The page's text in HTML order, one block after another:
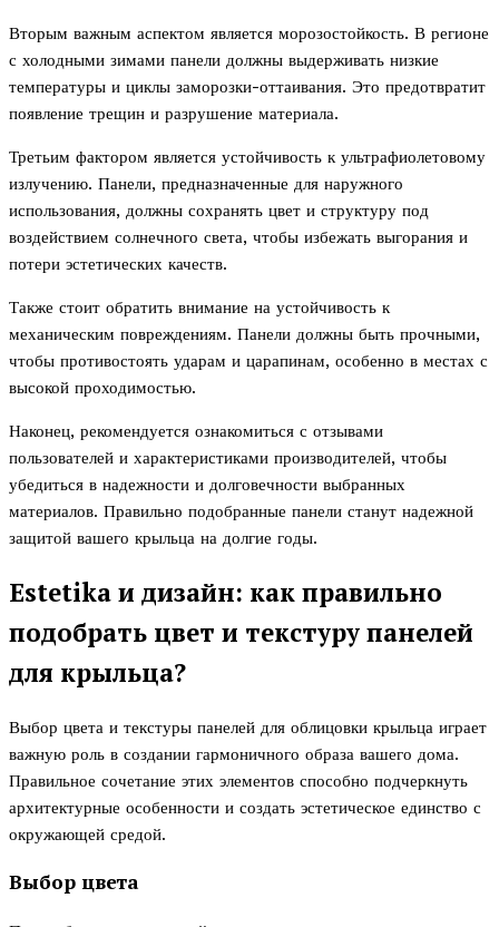
Вторым важным аспектом является морозостойкость. В регионе
с холодными зимами панели должны выдерживать низкие
температуры и циклы заморозки-оттаивания. Это предотвратит
появление трещин и разрушение материала.
Третьим фактором является устойчивость к ультрафиолетовому
излучению. Панели, предназначенные для наружного
использования, должны сохранять цвет и структуру под
воздействием солнечного света, чтобы избежать выгорания и
потери эстетических качеств.
Также стоит обратить внимание на устойчивость к
механическим повреждениям. Панели должны быть прочными,
чтобы противостоять ударам и царапинам, особенно в местах с
высокой проходимостью.
Наконец, рекомендуется ознакомиться с отзывами
пользователей и характеристиками производителей, чтобы
убедиться в надежности и долговечности выбранных
материалов. Правильно подобранные панели станут надежной
защитой вашего крыльца на долгие годы.
Estetika и дизайн: как правильно
подобрать цвет и текстуру панелей
для крыльца?
Выбор цвета и текстуры панелей для облицовки крыльца играет
важную роль в создании гармоничного образа вашего дома.
Правильное сочетание этих элементов способно подчеркнуть
архитектурные особенности и создать эстетическое единство с
окружающей средой.
Выбор цвета